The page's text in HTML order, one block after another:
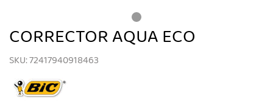
CORRECTOR AQUA ECO
SKU: 72417940918463